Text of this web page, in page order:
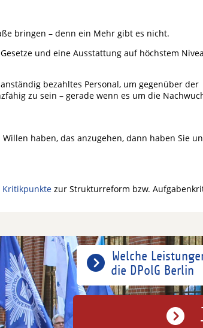
bringen – denn ein Mehr gibt es nicht.
und eine Ausstattung auf höchstem
bezahltes Personal, um gegenüber der
zu sein – gerade wenn es um die
haben, das anzugehen, dann haben Sie
Kritikpunkte zur Strukturreform bzw.
Welche
die DPolG Berlin